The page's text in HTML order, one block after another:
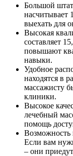
Большой
насчитывает
выехать для
Высокая
составляет
повышают
навыки.
Удобное
находятся в
массажисту
клиники.
Высокое
лечебный
помощь
Возможность
Если вам
– они